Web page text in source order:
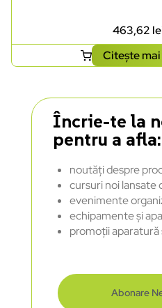
463,62
Citește
Încrie-te la
pentru a afla:
noutăți despre
cursuri noi lansate
evenimente
echipamente și
promoții aparatură
Abonare